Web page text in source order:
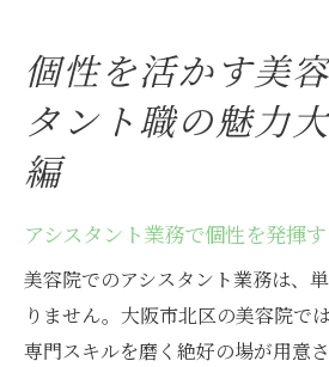
個性を活かす美
タント職の魅力
編
アシスタント業務で個性を発揮
美容院でのアシスタント業務は、
りません。大阪市北区の美容院で
専門スキルを磨く絶好の場が用意